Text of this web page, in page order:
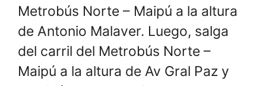
Metrobús Norte – Maipú a la altura
de Antonio Malaver. Luego, salga
del carril del Metrobús Norte –
Maipú a la altura de Av Gral Paz y